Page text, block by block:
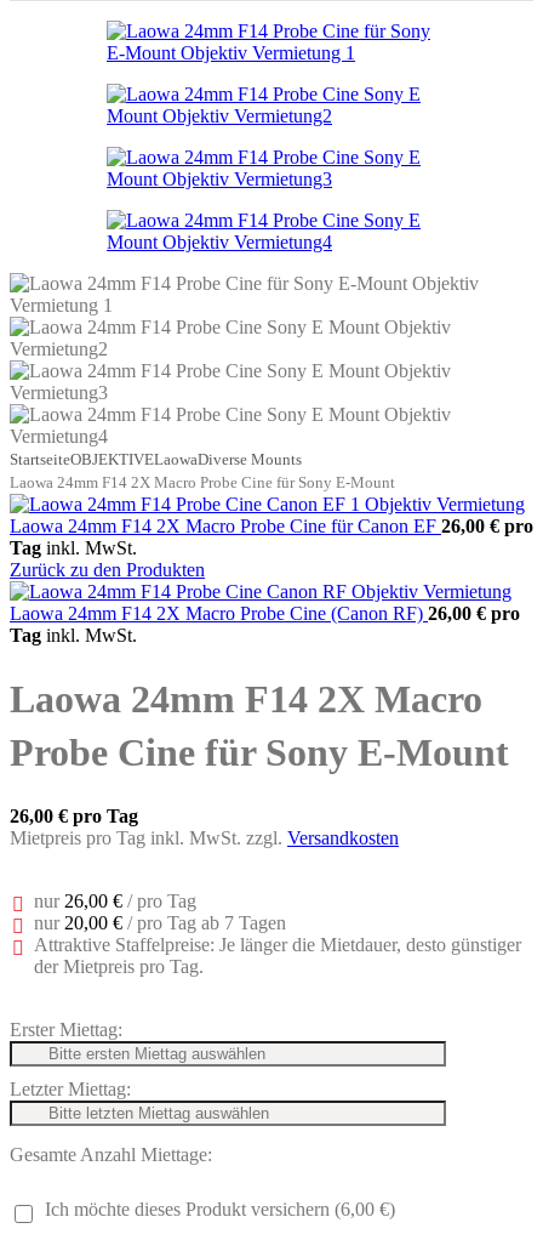
StartseiteOBJEKTIVELaowaDiverse Mounts
Laowa 24mm F14 2X Macro Probe Cine für Sony E-Mount
Laowa 24mm F14 2X Macro Probe Cine für Canon EF 26,00 € pro
Tag inkl. MwSt.
Zurück zu den Produkten
Laowa 24mm F14 2X Macro Probe Cine (Canon RF) 26,00 € pro
Tag inkl. MwSt.
Laowa 24mm F14 2X Macro
Probe Cine für Sony E-Mount
26,00 € pro Tag
Mietpreis pro Tag inkl. MwSt. zzgl. Versandkosten
nur 26,00 € / pro Tag
nur 20,00 € / pro Tag ab 7 Tagen
Attraktive Staffelpreise: Je länger die Mietdauer, desto günstiger
der Mietpreis pro Tag.
Erster Miettag:
Letzter Miettag:
Gesamte Anzahl Miettage:
Ich möchte dieses Produkt versichern (6,00 €)